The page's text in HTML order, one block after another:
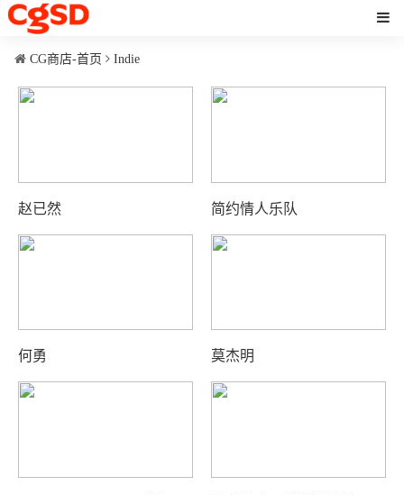
CG商店-首页 Indie
赵已然 简约情人乐队
何勇 莫杰明